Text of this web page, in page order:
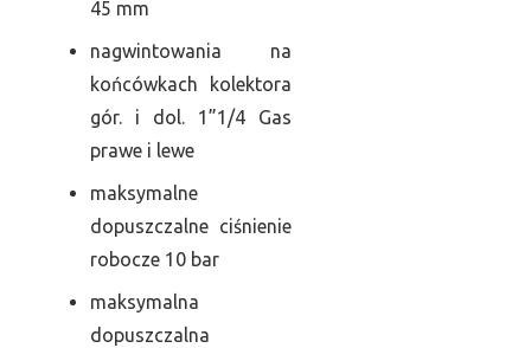
45 mm
nagwintowania na
końcówkach kolektora
gór. i dol. 1”1/4 Gas
prawe i lewe
maksymalne
dopuszczalne ciśnienie
robocze 10 bar
maksymalna
dopuszczalna